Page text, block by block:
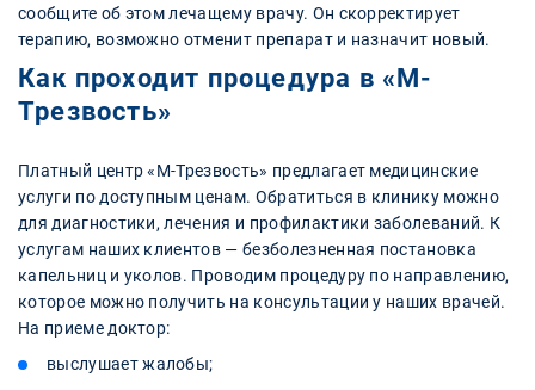
сообщите об этом лечащему врачу. Он скорректирует
терапию, возможно отменит препарат и назначит новый.
Как проходит процедура в «М-
Трезвость»
Платный центр «М-Трезвость» предлагает медицинские
услуги по доступным ценам. Обратиться в клинику можно
для диагностики, лечения и профилактики заболеваний. К
услугам наших клиентов — безболезненная постановка
капельниц и уколов. Проводим процедуру по направлению,
которое можно получить на консультации у наших врачей.
На приеме доктор:
выслушает жалобы;